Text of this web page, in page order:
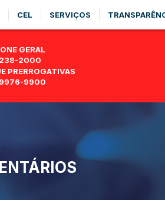
CEL SERVIÇOS
GERAL
2000
PRERROGATIVAS
9900